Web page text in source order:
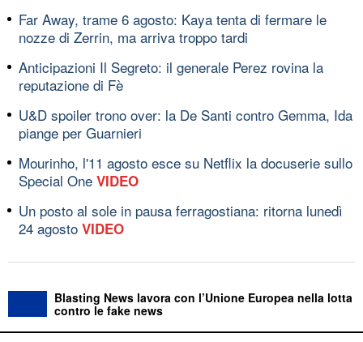
Far Away, trame 6 agosto: Kaya tenta di fermare le
nozze di Zerrin, ma arriva troppo tardi
Anticipazioni Il Segreto: il generale Perez rovina la
reputazione di Fè
U&D spoiler trono over: la De Santi contro Gemma, Ida
piange per Guarnieri
Mourinho, l'11 agosto esce su Netflix la docuserie sullo
Special One VIDEO
Un posto al sole in pausa ferragostiana: ritorna lunedì
24 agosto VIDEO
Blasting News lavora con l’Unione Europea nella lotta
contro le fake news